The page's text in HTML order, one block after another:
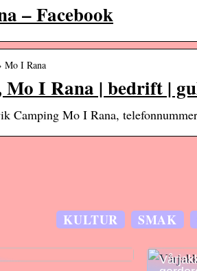
– Facebook
Mo I Rana
I Rana | bedrift |
Camping Mo I Rana,
KULTUR SMAK